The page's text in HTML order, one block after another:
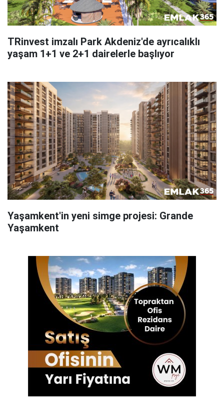
TRinvest imzalı Park Akdeniz'de ayrıcalıklı
yaşam 1+1 ve 2+1 dairelerle başlıyor
Yaşamkent'in yeni simge projesi: Grande
Yaşamkent